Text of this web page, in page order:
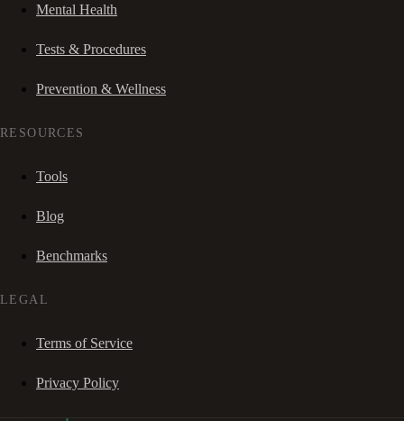
Mental Health
Tests & Procedures
Prevention & Wellness
RESOURCES
Tools
Blog
Benchmarks
LEGAL
Terms of Service
Privacy Policy